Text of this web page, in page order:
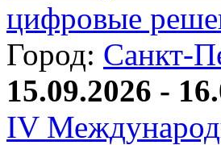
цифровые
Город: Санкт-
15.09.2026 -
IV